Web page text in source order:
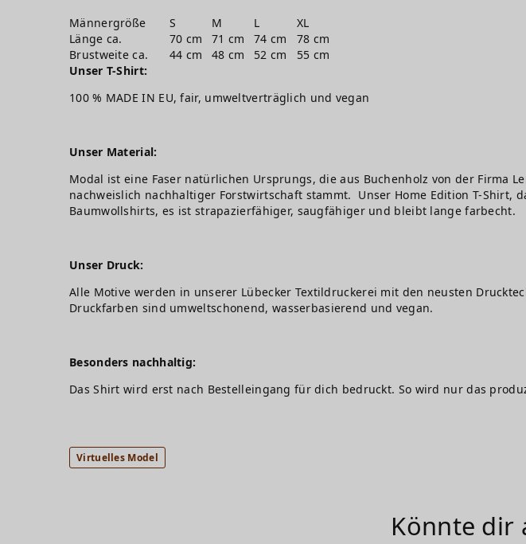
Männergröße S M L
XL
Länge ca.
70 cm 71 cm 74 cm
78 cm
Brustweite ca.
44 cm 48 cm 52 cm
55 cm
Unser T-Shirt:
100 % MADE IN EU, fair, umweltverträglich und vegan
Unser Material:
Modal ist eine Faser natürlichen Ursprungs, die aus Buchenholz von der Firma
nachweislich nachhaltiger Forstwirtschaft stammt. Unser Home Edition T-
Baumwollshirts, es ist strapazierfähiger, saugfähiger und bleibt lange farbecht.
Unser Druck:
Alle Motive werden in unserer Lübecker Textildruckerei mit den neusten
Druckfarben sind umweltschonend, wasserbasierend und vegan.
Besonders nachhaltig:
Das Shirt wird erst nach Bestelleingang für dich bedruckt. So wird nur das
Virtuelles Model
Könnte dir